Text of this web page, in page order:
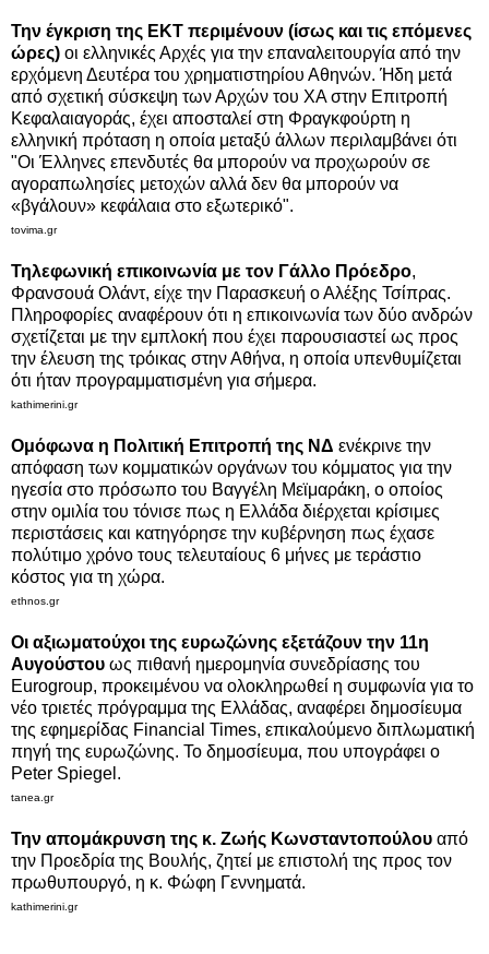
Την έγκριση της ΕΚΤ περιμένουν (ίσως και τις επόμενες
ώρες) οι ελληνικές Αρχές για την επαναλειτουργία από την
ερχόμενη Δευτέρα του χρηματιστηρίου Αθηνών. Ήδη μετά
από σχετική σύσκεψη των Αρχών του ΧΑ στην Επιτροπή
Κεφαλαιαγοράς, έχει αποσταλεί στη Φραγκφούρτη η
ελληνική πρόταση η οποία μεταξύ άλλων περιλαμβάνει ότι
"Οι Έλληνες επενδυτές θα μπορούν να προχωρούν σε
αγοραπωλησίες μετοχών αλλά δεν θα μπορούν να
«βγάλουν» κεφάλαια στο εξωτερικό".
tovima.gr
Τηλεφωνική επικοινωνία με τον Γάλλο Πρόεδρο,
Φρανσουά Ολάντ, είχε την Παρασκευή ο Αλέξης Τσίπρας.
Πληροφορίες αναφέρουν ότι η επικοινωνία των δύο ανδρών
σχετίζεται με την εμπλοκή που έχει παρουσιαστεί ως προς
την έλευση της τρόικας στην Αθήνα, η οποία υπενθυμίζεται
ότι ήταν προγραμματισμένη για σήμερα.
kathimerini.gr
Ομόφωνα η Πολιτική Επιτροπή της ΝΔ ενέκρινε την
απόφαση των κομματικών οργάνων του κόμματος για την
ηγεσία στο πρόσωπο του Βαγγέλη Μεϊμαράκη, ο οποίος
στην ομιλία του τόνισε πως η Ελλάδα διέρχεται κρίσιμες
περιστάσεις και κατηγόρησε την κυβέρνηση πως έχασε
πολύτιμο χρόνο τους τελευταίους 6 μήνες με τεράστιο
κόστος για τη χώρα.
ethnos.gr
Οι αξιωματούχοι της ευρωζώνης εξετάζουν την 11η
Αυγούστου ως πιθανή ημερομηνία συνεδρίασης του
Eurogroup, προκειμένου να ολοκληρωθεί η συμφωνία για το
νέο τριετές πρόγραμμα της Ελλάδας, αναφέρει δημοσίευμα
της εφημερίδας Financial Times, επικαλούμενο διπλωματική
πηγή της ευρωζώνης. Το δημοσίευμα, που υπογράφει ο
Peter Spiegel.
tanea.gr
Την απομάκρυνση της κ. Ζωής Κωνσταντοπούλου από
την Προεδρία της Βουλής, ζητεί με επιστολή της προς τον
πρωθυπουργό, η κ. Φώφη Γεννηματά.
kathimerini.gr